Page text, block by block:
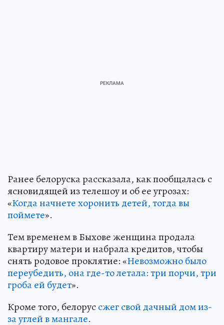
Ранее белоруска рассказала, как пообщалась с
ясновидящей из телешоу и об ее угрозах:
«Когда начнете хоронить детей, тогда вы
поймете».
Тем временем в Быхове женщина продала
квартиру матери и набрала кредитов, чтобы
снять родовое проклятие: «Невозможно было
переубедить, она где-то летала: три порчи, три
гроба ей будет».
Кроме того, белоруссжег свой дачный дом из-
за углей в мангале.